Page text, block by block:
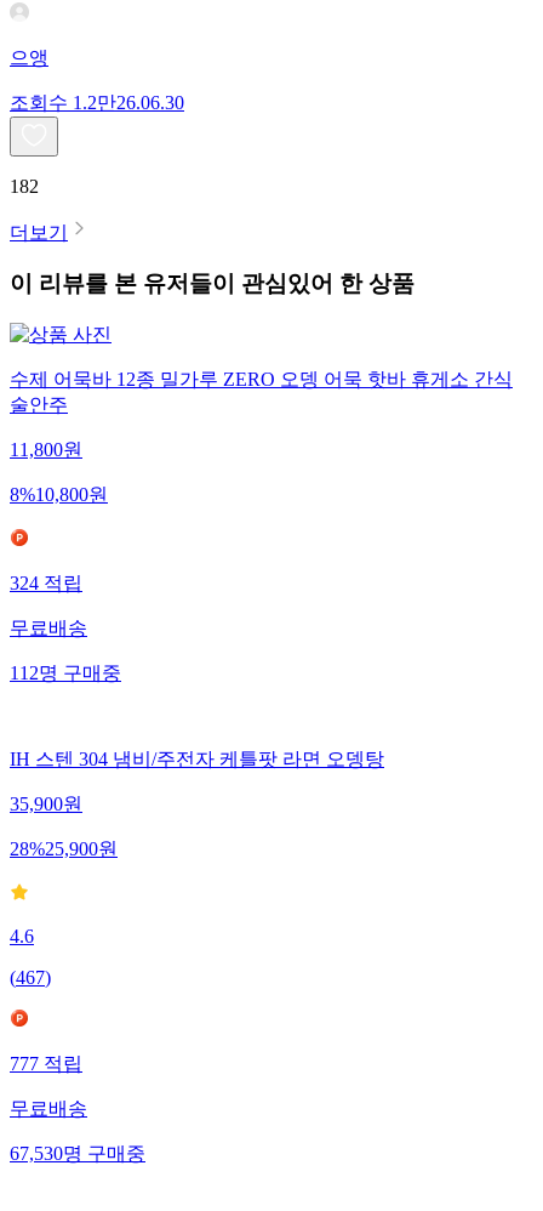
으앵
조회수 1.2만26.06.30
182
더보기
이 리뷰를 본 유저들이 관심있어 한 상품
수제 어묵바 12종 밀가루 ZERO 오뎅 어묵 핫바 휴게소 간식
술안주
11,800원
8%10,800원
324 적립
무료배송
112명 구매중
IH 스텐 304 냄비/주전자 케틀팟 라면 오뎅탕
35,900원
28%25,900원
4.6
(467)
777 적립
무료배송
67,530명 구매중